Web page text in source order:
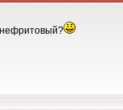
нефритовый?